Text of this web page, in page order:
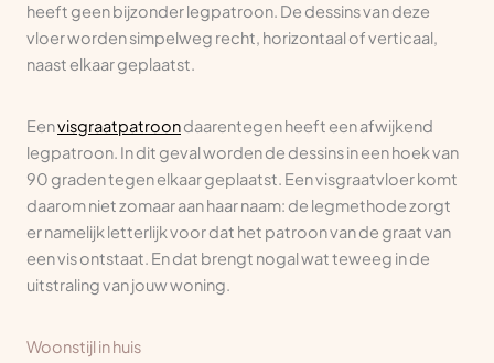
heeft geen bijzonder legpatroon. De dessins van deze
vloer worden simpelweg recht, horizontaal of verticaal,
naast elkaar geplaatst.
Eenvisgraatpatroondaarentegen heeft een afwijkend
legpatroon. In dit geval worden de dessins in een hoek van
90 graden tegen elkaar geplaatst. Een visgraatvloer komt
daarom niet zomaar aan haar naam: de legmethode zorgt
er namelijk letterlijk voor dat het patroon van de graat van
een vis ontstaat. En dat brengt nogal wat teweeg in de
uitstraling van jouw woning.
Woonstijl in huis